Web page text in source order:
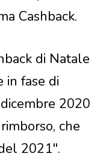
Cashback.
di Natale
in fase di
2020
che
2021".